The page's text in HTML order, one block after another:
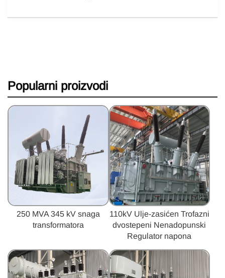
Popularni proizvodi
250 MVA 345 kV snaga
transformatora
110kV Ulje-zasićen Trofazni
dvostepeni Nenadopunski
Regulator napona